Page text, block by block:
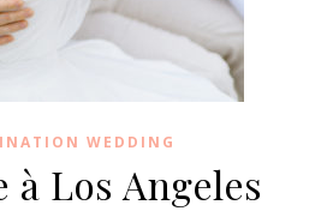
WEDDING
à Los Angeles